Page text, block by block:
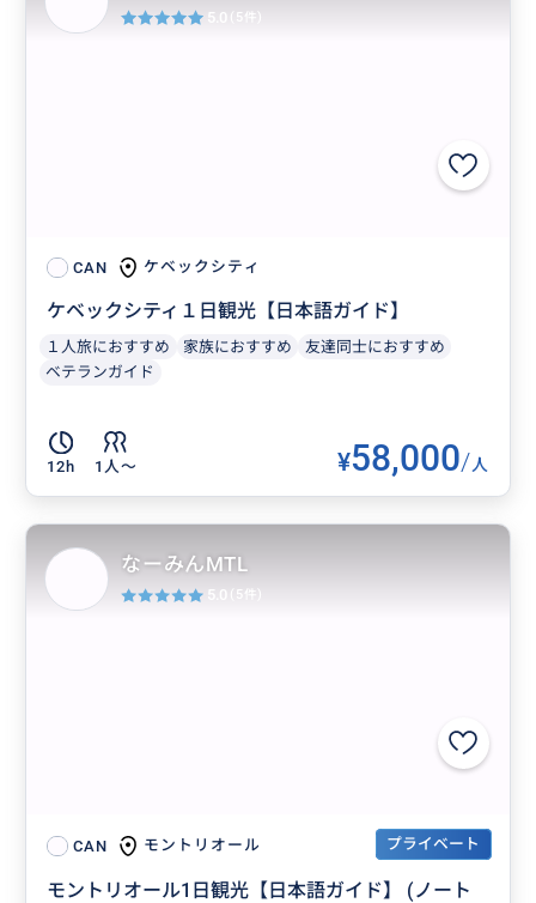
CAN ケベックシティ
ケベックシティ１日観光【日本語ガイド】
１人旅におすすめ 家族におすすめ
友達同士におすすめ
ベテランガイド
12h 1人〜 ¥58,000/人
5.0 (5件)
CAN モントリオール プライベート
モントリオール1日観光【日本語ガイド】 (ノート
なーみんMTL
5.0 (5件)